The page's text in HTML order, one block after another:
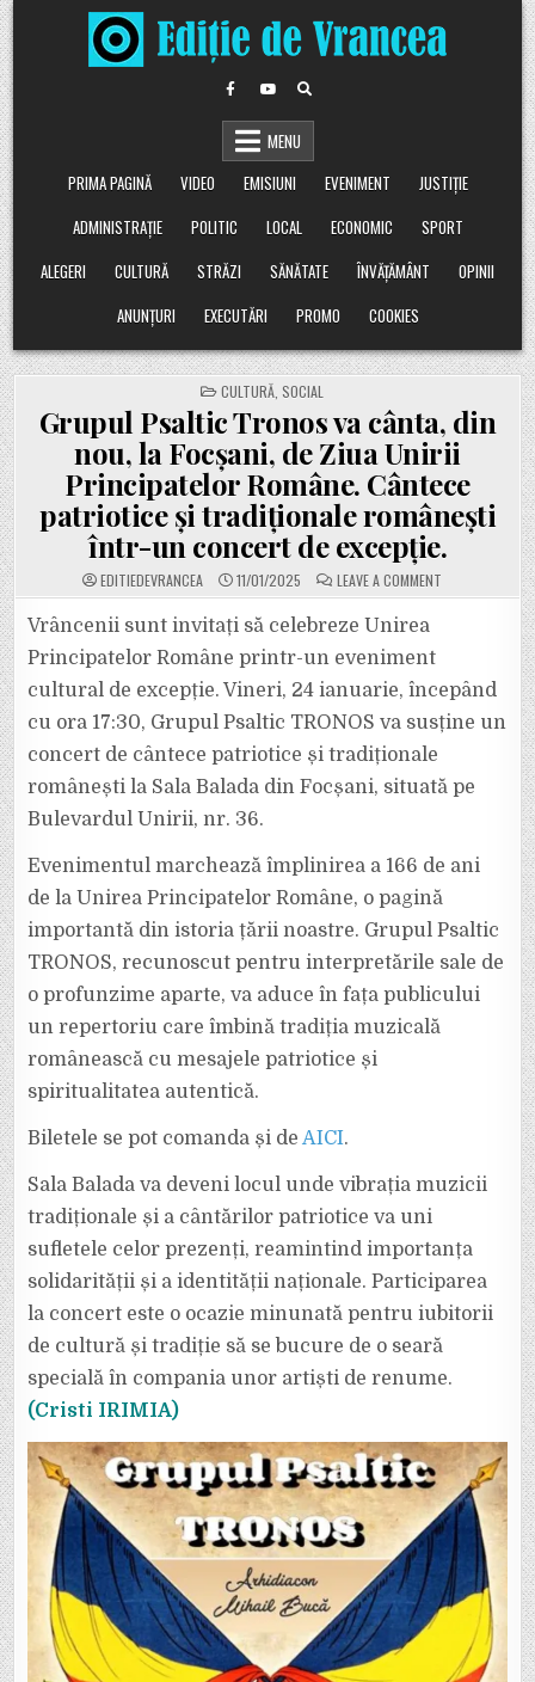
Skip
to
content
MENU
PRIMA PAGINĂ
VIDEO EMISIUNI EVENIMENT
JUSTIȚIE
ADMINISTRAȚIE
POLITIC LOCAL ECONOMIC
SPORT
ALEGERI
CULTURĂ STRĂZI SĂNĂTATE ÎNVĂȚĂMÂNT
OPINII
ANUNȚURI
EXECUTĂRI PROMO COOKIES
POSTED
IN
CULTURĂ, SOCIAL
Grupul Psaltic Tronos va cânta, din
nou, la Focșani, de Ziua Unirii
Principatelor Române. Cântece
patriotice și tradiționale românești
într-un concert de excepție.
EDITIEDEVRANCEA 11/01/2025 LEAVE A COMMENTON
GRUPUL
NOU,
LA
DE
ZIUA
PRINCIPATELOR
ROMÂNE.
CÂNTECE
ÎNTR-
CONCERT
DE
EXCEPȚIE.
Vrâncenii sunt invitați să celebreze Unirea
Principatelor Române printr-un eveniment
cultural de excepție. Vineri, 24 ianuarie, începând
cu ora 17:30, Grupul Psaltic TRONOS va susține un
concert de cântece patriotice și tradiționale
românești la Sala Balada din Focșani, situată pe
Bulevardul Unirii, nr. 36.
Evenimentul marchează împlinirea a 166 de ani
de la Unirea Principatelor Române, o pagină
importantă din istoria țării noastre. Grupul Psaltic
TRONOS, recunoscut pentru interpretările sale de
o profunzime aparte, va aduce în fața publicului
un repertoriu care îmbină tradiția muzicală
românească cu mesajele patriotice și
spiritualitatea autentică.
Biletele se pot comanda și deAICI.
Sala Balada va deveni locul unde vibrația muzicii
tradiționale și a cântărilor patriotice va uni
sufletele celor prezenți, reamintind importanța
solidarității și a identității naționale. Participarea
la concert este o ocazie minunată pentru iubitorii
de cultură și tradiție să se bucure de o seară
specială în compania unor artiști de renume.
(Cristi IRIMIA)